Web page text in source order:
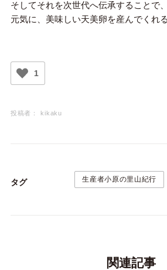
そしてそれを次世代へ伝承することで
元気に、美味しい天美卵を産んでくれ
1
投稿者： kikaku
タグ 生産者小原の里山紀行
関連記事